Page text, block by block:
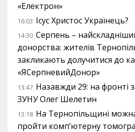
«Електрон»
16:03 Ісус Христос Українець?
14:30 Серпень –
донорства: жителів
закликають долучитися до
«ЯСерпневийДонор»
13:47 Назавжди 29: на фронті
ЗУНУ Олег Шелетин
13:18 На Тернопільщині
пройти комп’ютерну